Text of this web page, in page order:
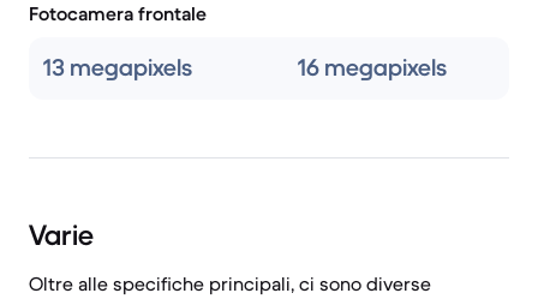
Fotocamera frontale
13 megapixels 16 megapixels
Varie
Oltre alle specifiche principali, ci sono diverse